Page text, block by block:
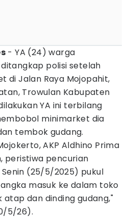
- YA (24) warga
polisi setelah
di Jalan Raya Mojopahit,
Trowulan Kabupaten
YA ini terbilang
minimarket dia
tembok gudang.
AKP Aldhino Prima
peristiwa pencurian
(25/5/2025) pukul
masuk ke dalam toko
dan dinding gudang,"
5/26).